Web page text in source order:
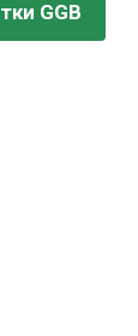
GGB